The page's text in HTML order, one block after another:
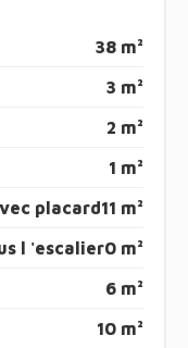
38 m²
3 m²
2 m²
1 m²
11 m²
placard
0 m²
l 'escalier
6 m²
10 m²